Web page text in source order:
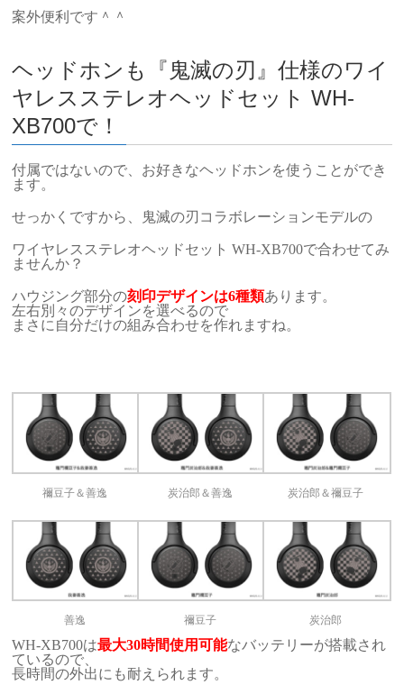
案外便利です＾＾
ヘッドホンも『鬼滅の刃』仕様のワイ
ヤレスステレオヘッドセット WH-
XB700で！
付属ではないので、お好きなヘッドホンを使うことができ
ます。
せっかくですから、鬼滅の刃コラボレーションモデルの
ワイヤレスステレオヘッドセット WH-XB700で合わせてみ
ませんか？
ハウジング部分の刻印デザインは6種類あります。
左右別々のデザインを選べるので
まさに自分だけの組み合わせを作れますね。
禰豆子＆善逸 炭治郎＆善逸 炭治郎＆禰豆子
善逸 禰豆子 炭治郎
WH-XB700は最大30時間使用可能なバッテリーが搭載され
ているので、
長時間の外出にも耐えられます。